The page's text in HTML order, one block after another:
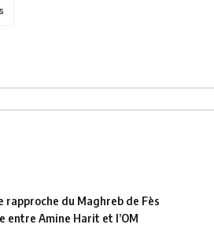
rapproche du Maghreb de Fès
entre Amine Harit et l’OM